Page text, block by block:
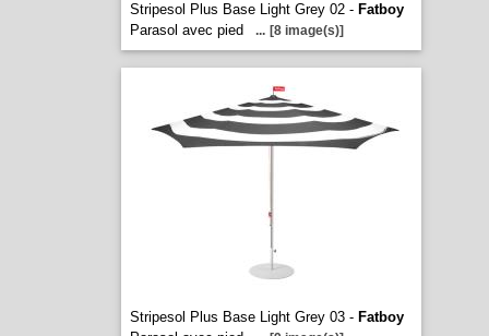
Stripesol Plus Base Light Grey 02 - Fatboy
Parasol avec pied
... [8 image(s)]
Stripesol Plus Base Light Grey 03 - Fatboy